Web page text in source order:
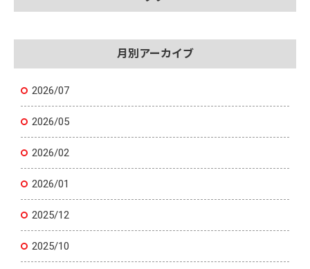
月別アーカイブ
2026/07
2026/05
2026/02
2026/01
2025/12
2025/10